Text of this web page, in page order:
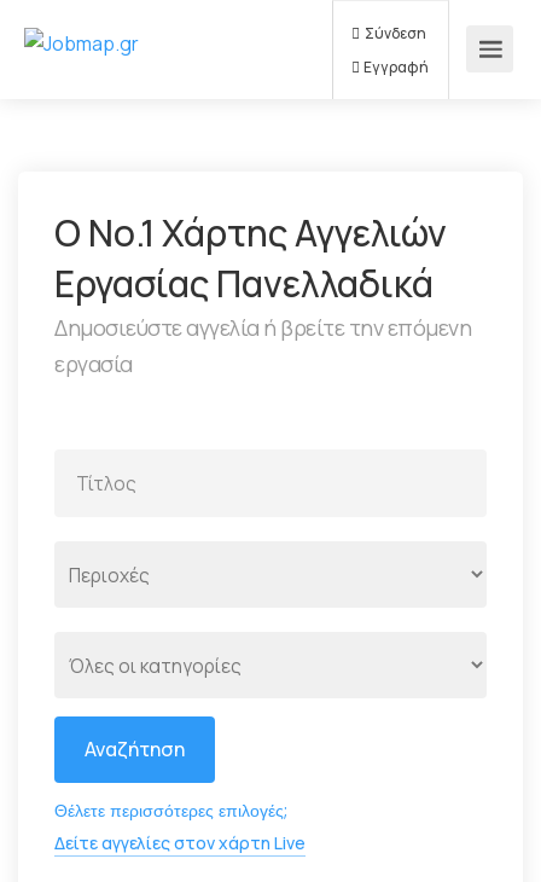
Σύνδεση
Εγγραφή
Ο Νο.1 Χάρτης Αγγελιών
Εργασίας Πανελλαδικά
Δημοσιεύστε αγγελία ή βρείτε την επόμενη
εργασία
Αναζήτηση
Θέλετε περισσότερες επιλογές;
Δείτε αγγελίες στον χάρτη Live